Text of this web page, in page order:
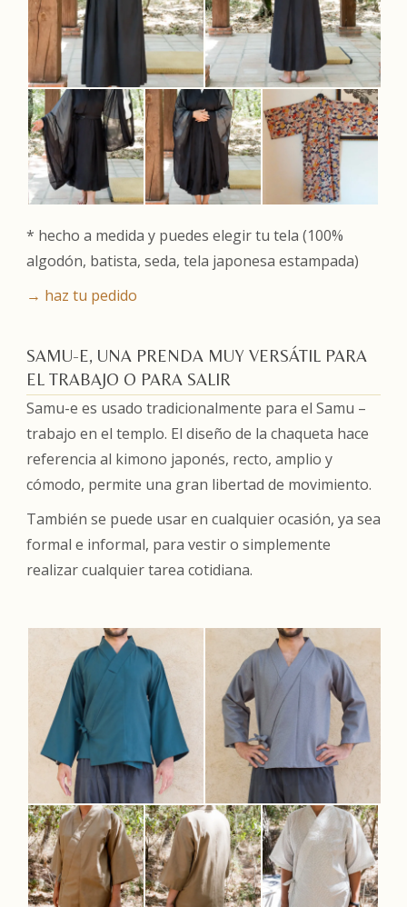
* hecho a medida y puedes elegir tu tela (100%
algodón, batista, seda, tela japonesa estampada)
→ haz tu pedido
SAMU-E, UNA PRENDA MUY VERSÁTIL PARA
EL TRABAJO O PARA SALIR
Samu-e es usado tradicionalmente para el Samu –
trabajo en el templo. El diseño de la chaqueta hace
referencia al kimono japonés, recto, amplio y
cómodo, permite una gran libertad de movimiento.
También se puede usar en cualquier ocasión, ya sea
formal e informal, para vestir o simplemente
realizar cualquier tarea cotidiana.